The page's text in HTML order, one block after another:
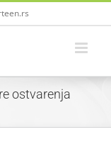
ostvarenja